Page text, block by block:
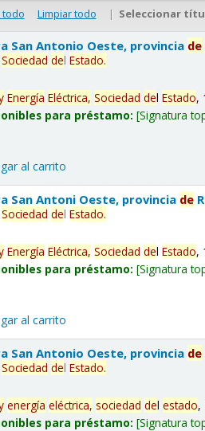
todo Limpiar todo | Seleccionar
San Antonio Oeste, provincia de
Sociedad delEstado.
Energía Eléctrica, Sociedad delEstado,
para préstamo: Signatura
al carrito
San Antoni Oeste, provincia de
Sociedad delEstado.
Energía Eléctrica, Sociedad delEstado,
para préstamo: Signatura
al carrito
San Antonio Oeste, provincia de
Sociedad delEstado.
energía eléctrica, sociedad delestado,
para préstamo: Signatura